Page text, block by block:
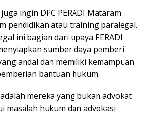
ingin DPC PERADI Mataram
pendidikan atau training paralegal.
ini bagian dari upaya PERADI
sumber daya pemberi
andal dan memiliki kemampuan
bantuan hukum.
mereka yang bukan advokat
masalah hukum dan advokasi